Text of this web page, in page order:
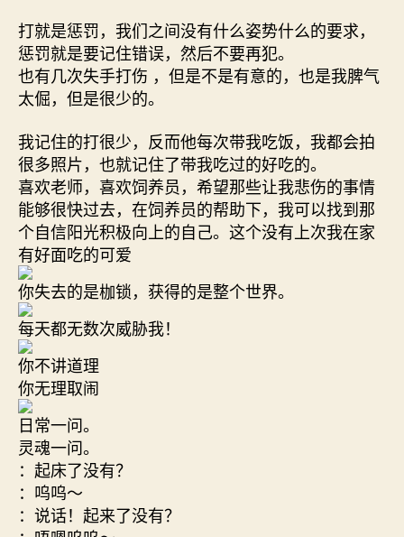
打就是惩罚，我们之间没有什么姿势什么的要求，
惩罚就是要记住错误，然后不要再犯。
也有几次失手打伤 ，但是不是有意的，也是我脾气
太倔，但是很少的。
我记住的打很少，反而他每次带我吃饭，我都会拍
很多照片，也就记住了带我吃过的好吃的。
喜欢老师，喜欢饲养员，希望那些让我悲伤的事情
能够很快过去，在饲养员的帮助下，我可以找到那
个自信阳光积极向上的自己。这个没有上次我在家
有好面吃的可爱
你失去的是枷锁，获得的是整个世界。
每天都无数次威胁我！
你不讲道理
你无理取闹
日常一问。
灵魂一问。
：起床了没有？
：呜呜～
：说话！起来了没有？